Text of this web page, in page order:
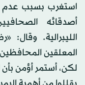
استغرب بسبب عدم
أصدقائه
الليبرالية.
المعلقين
لكن، أستمر أؤمن